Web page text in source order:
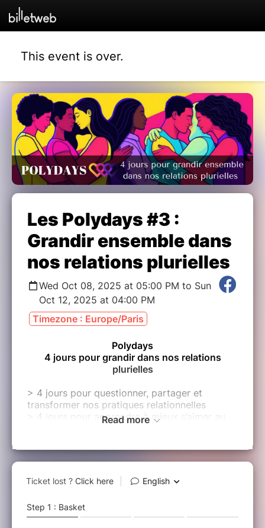
This event is over.
Les Polydays #3 :
Grandir ensemble dans
nos relations plurielles
Wed Oct 08, 2025 at 05:00 PM to Sun
Oct 12, 2025 at 04:00 PM
Timezone : Europe/Paris
Polydays
4 jours pour grandir dans nos relations
plurielles
> 4 jours pour questionner, partager et
transformer nos pratiques relationnelles
> 4 jours pour apprendre à mieux s’aimer au
conscientes et épanouies
> 4 jours pour connecter ensemble et célébrer
la diversité de nos relations
celui de la monogamie institutionnalisée. Que
Read more